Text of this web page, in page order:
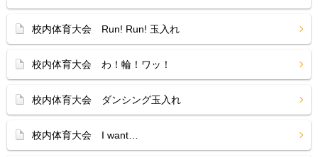
校内体育大会 Run! Run! 玉入れ
校内体育大会 わ！輪！ワッ！
校内体育大会 ダンシング玉入れ
校内体育大会 I want…